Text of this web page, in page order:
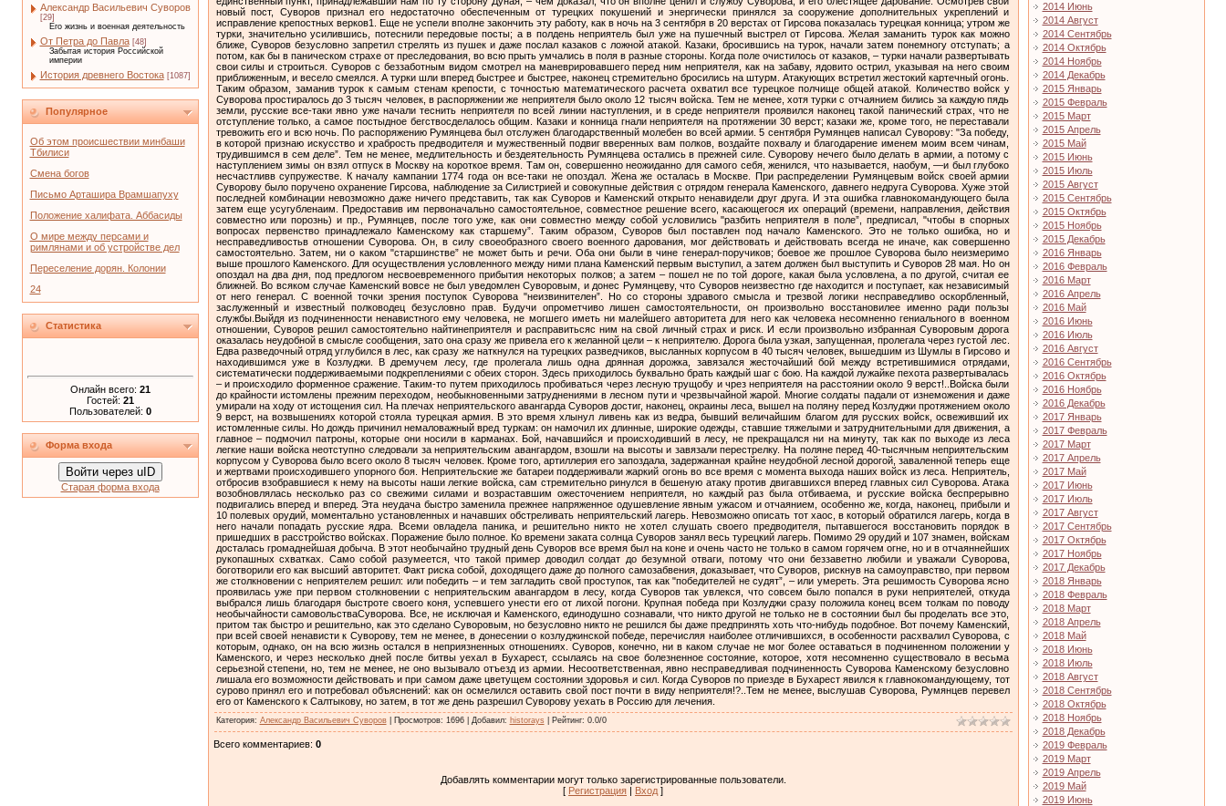
Александр Васильевич Суворов
[29]
Его жизнь и военная деятельность
От Петра до Павла [48]
Забытая история Российской
империи
История древнего Востока [1087]
Популярное
Об этом происшествии минбаши
Тбилиси
Смена богов
Письмо Арташира Врамшапуху
Положение халифата. Аббасиды
О мире между персами и
римлянами и об устройстве дел
Переселение дорян. Колонии
24
Статистика
Онлайн всего: 21
Гостей: 21
Пользователей: 0
Форма входа
Войти через uID
Старая форма входа
Категория: Александр Васильевич Суворов| Просмотров: 1696| Добавил: historays Рейтинг: 0.0/0
Всего комментариев: 0
Добавлять комментарии могут только зарегистрированные пользователи.
[ Регистрация | Вход ]
2014 Июнь
2014 Август
2014 Сентябрь
2014 Октябрь
2014 Ноябрь
2014 Декабрь
2015 Январь
2015 Февраль
2015 Март
2015 Апрель
2015 Май
2015 Июнь
2015 Июль
2015 Август
2015 Сентябрь
2015 Октябрь
2015 Ноябрь
2015 Декабрь
2016 Январь
2016 Февраль
2016 Март
2016 Апрель
2016 Май
2016 Июнь
2016 Июль
2016 Август
2016 Сентябрь
2016 Октябрь
2016 Ноябрь
2016 Декабрь
2017 Январь
2017 Февраль
2017 Март
2017 Апрель
2017 Май
2017 Июнь
2017 Июль
2017 Август
2017 Сентябрь
2017 Октябрь
2017 Ноябрь
2017 Декабрь
2018 Январь
2018 Февраль
2018 Март
2018 Апрель
2018 Май
2018 Июнь
2018 Июль
2018 Август
2018 Сентябрь
2018 Октябрь
2018 Ноябрь
2018 Декабрь
2019 Февраль
2019 Март
2019 Апрель
2019 Май
2019 Июнь